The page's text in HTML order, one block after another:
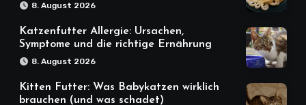
8. August 2026
Katzenfutter Allergie: Ursachen,
Symptome und die richtige Ernährung
8. August 2026
Kitten Futter: Was Babykatzen wirklich
brauchen (und was schadet)